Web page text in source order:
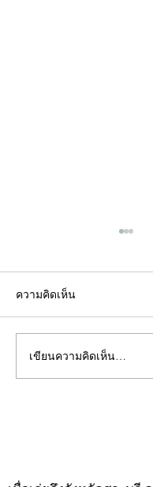
คอลัมน์"จับชีพจรว
พระ"ประจำพุธที่
ความคิดเห็น
เขียนความคิดเห็น…